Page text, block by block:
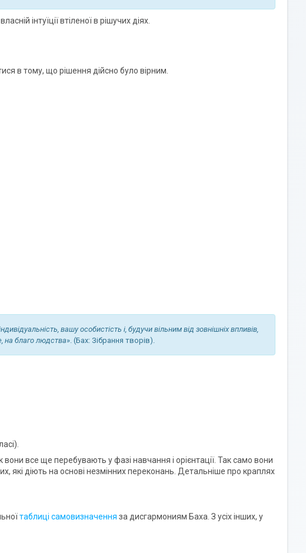
інтуїції втіленої в рішучих діях.
в тому, що рішення дійсно було вірним.
вашу особистість і, будучи вільним від зовнішніх впливів,
на благо людства». (Бах: Зібрання творів).
все ще перебувають у фазі навчання і орієнтації. Так само вони
діють на основі незмінних переконань. Детальніше про краплях
таблиці самовизначення за дисгармониям Баха. З усіх інших, у